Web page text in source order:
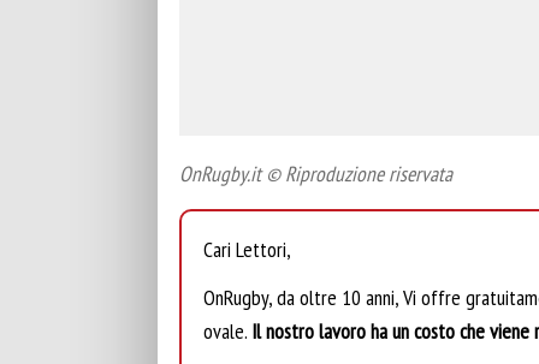
OnRugby.it © Riproduzione riservata
Cari Lettori,
OnRugby, da oltre 10 anni, Vi offre
ovale. Il nostro lavoro ha un costo che